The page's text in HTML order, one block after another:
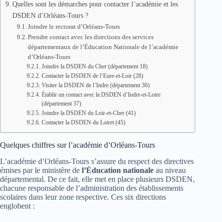
Quelles sont les démarches pour contacter l’académie et les
DSDEN d’Orléans-Tours ?
Joindre le rectorat d’Orléans-Tours
Prendre contact avec les directions des services
départementaux de l’Éducation Nationale de l’académie
d’Orléans-Tours
Joindre la DSDEN du Cher (département 18)
Contacter la DSDEN de l’Eure-et-Loir (28)
Visiter la DSDEN de l’Indre (département 36)
Établir un contact avec la DSDEN d’Indre-et-Loire
(département 37)
Joindre la DSDEN du Loir-et-Cher (41)
Contacter la DSDEN du Loiret (45)
Quelques chiffres sur l’académie d’Orléans-Tours
L’académie d’Orléans-Tours s’assure du respect des directives
émises par le ministère de l’Éducation nationale au niveau
départemental. De ce fait, elle met en place plusieurs DSDEN,
chacune responsable de l’administration des établissements
scolaires dans leur zone respective. Ces six directions
englobent :